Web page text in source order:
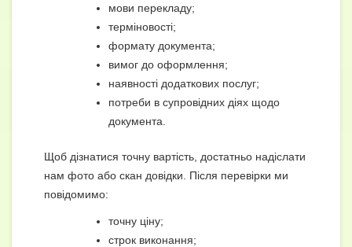
мови перекладу;
терміновості;
формату документа;
вимог до оформлення;
наявності додаткових послуг;
потреби в супровідних діях щодо
документа.
Щоб дізнатися точну вартість, достатньо надіслати
нам фото або скан довідки. Після перевірки ми
повідомимо:
точну ціну;
строк виконання;